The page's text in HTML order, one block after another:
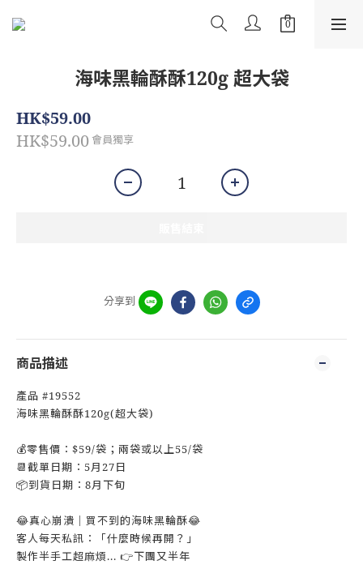
海味黑輪酥酥120g 超大袋
HK$59.00
HK$59.00 會員獨享
分享到
商品描述
產品 #19552
海味黑輪酥酥120g(超大袋)
💰零售價：$59/袋；兩袋或以上55/袋
📆截單日期：5月27日
📦到貨日期：8月下旬
😂真心崩潰｜買不到的海味黑輪酥😂
客人每天私訊：「什麼時候再開？」
製作半手工超麻煩... 👉下團又半年